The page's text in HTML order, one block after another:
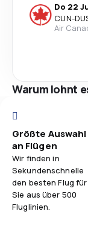
Do 22
CUN-
Air
Warum lohnt
Größte Auswahl
an Flügen
Wir finden in
Sekundenschnelle
den besten Flug für
Sie aus über 500
Fluglinien.